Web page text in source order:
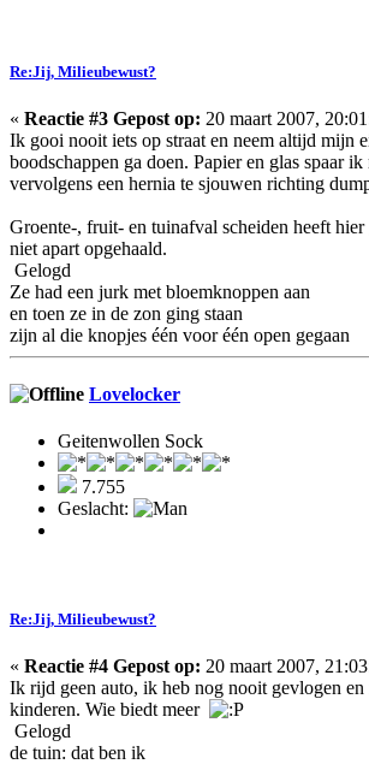
Re:Jij, Milieubewust?
« Reactie #3 Gepost op: 20 maart 2007,
Ik gooi nooit iets op straat en neem altijd mijn
boodschappen ga doen. Papier en glas spaar
vervolgens een hernia te sjouwen richting
Groente-, fruit- en tuinafval scheiden heeft
niet apart opgehaald.
Gelogd
Ze had een jurk met bloemknoppen aan
en toen ze in de zon ging staan
zijn al die knopjes één voor één open gegaan
Lovelocker
Geitenwollen Sock
7.755
Geslacht:
Re:Jij, Milieubewust?
« Reactie #4 Gepost op: 20 maart 2007,
Ik rijd geen auto, ik heb nog nooit gevlogen en
kinderen. Wie biedt meer
Gelogd
de tuin: dat ben ik